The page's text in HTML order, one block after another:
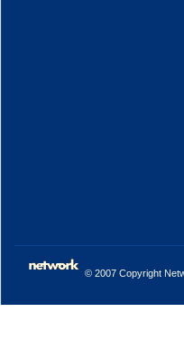
© 2007 Copyright